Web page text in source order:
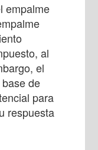
empalme
al
el
de
para
respuesta